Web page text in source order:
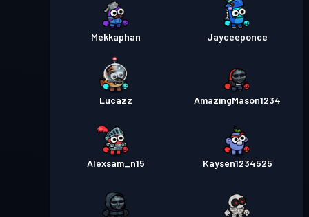
Mekkaphan Jayceeponce
Lucazz AmazingMason1234
Alexsam_n15 Kaysen1234525